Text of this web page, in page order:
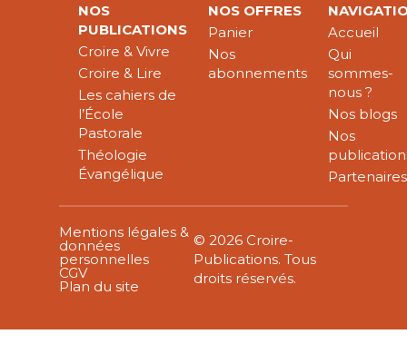
NOS
PUBLICATIONS
Croire & Vivre
Croire & Lire
Les cahiers de
l’École
Pastorale
Théologie
Évangélique
NOS OFFRES
Panier
Nos
abonnements
Accueil
Qui
sommes-
nous ?
Nos blogs
Nos
Partenaires
Mentions légales &
données
personnelles
CGV
Plan du site
© 2026 Croire-
Publications. Tous
droits réservés.